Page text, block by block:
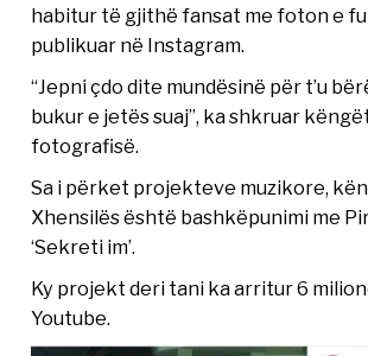
habitur të gjithë fansat me foton e
publikuar në Instagram.
“Jepni çdo dite mundësinë për t’u
bukur e jetës suaj”, ka shkruar
fotografisë.
Sa i përket projekteve muzikore,
Xhensilës është bashkëpunimi me
‘Sekreti im’.
Ky projekt deri tani ka arritur 6
Youtube.